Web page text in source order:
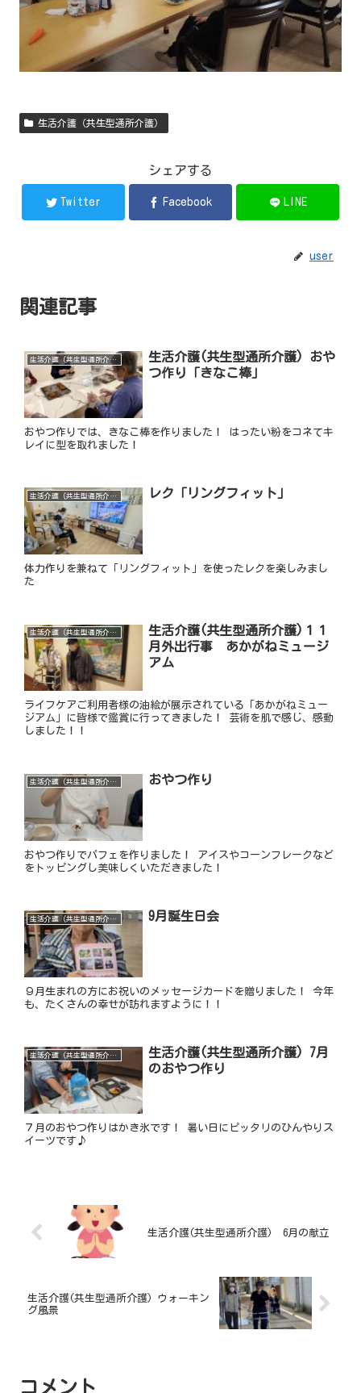
生活介護（共生型通所介護）
シェアする
Twitter Facebook LINE
user
関連記事
生活介護（共生型通所介護）
生活介護(共生型通所介護) おや
つ作り「きなこ棒」
おやつ作りでは、きなこ棒を作りました！ はったい粉をコネてキ
レイに型を取れました！
生活介護（共生型通所介護） レク「リングフィット」
体力作りを兼ねて「リングフィット」を使ったレクを楽しみまし
た
生活介護（共生型通所介護）
生活介護(共生型通所介護)１１
月外出行事 あかがねミュージ
アム
ライフケアご利用者様の油絵が展示されている「あかがねミュー
ジアム」に皆様で鑑賞に行ってきました！ 芸術を肌で感じ、感動
しました！！
生活介護（共生型通所介護） おやつ作り
おやつ作りでパフェを作りました！ アイスやコーンフレークなど
をトッピングし美味しくいただきました！
生活介護（共生型通所介護） 9月誕生日会
９月生まれの方にお祝いのメッセージカードを贈りました！ 今年
も、たくさんの幸せが訪れますように！！
生活介護（共生型通所介護）
生活介護(共生型通所介護) 7月
のおやつ作り
７月のおやつ作りはかき氷です！ 暑い日にピッタリのひんやりス
イーツです♪
生活介護(共生型通所介護) 6月の献立
生活介護(共生型通所介護) ウォーキン
グ風景
コメント